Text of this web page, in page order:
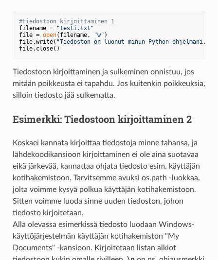
#tiedostoon kirjoittaminen 1
filename =
"testi.txt"
file = open(filename, "w" )
file.write( "Tiedoston on luonut minun Python-ohjelmani."
Tiedostoon kirjoittaminen ja sulkeminen onnistuu, jos
mitään poikkeusta ei tapahdu. Jos kuitenkin poikkeuksia,
silloin tiedosto jää sulkematta.
Esimerkki: Tiedostoon kirjoittaminen 2
Koskaei kannata kirjoittaa tiedostoja minne tahansa, ja
lähdekoodikansioon kirjoittaminen ei ole aina suotavaa
eikä järkevää, kannattaa ohjata tiedosto esim. käyttäjän
kotihakemistoon. Tarvitsemme avuksi os.path -luokkaa,
jolta voimme kysyä polkua käyttäjän kotihakemistoon.
Sitten voimme luoda sinne uuden tiedoston, johon
tiedosto kirjoitetaan.
Alla olevassa esimerkissä tiedosto luodaan Windows-
käyttöjärjestelmän käyttäjän kotihakemiston "My
Documents" -kansioon. Kirjoitetaan listan alkiot